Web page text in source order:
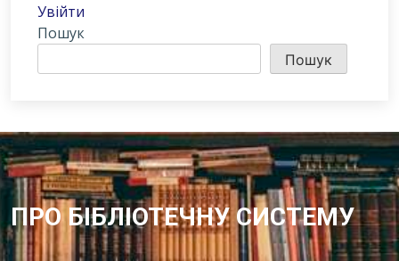
Увійти
Пошук
Пошук
ПРО БІБЛІОТЕЧНУ СИСТЕМУ